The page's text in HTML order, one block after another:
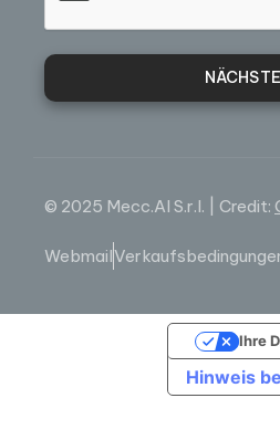
© 2025 Mecc.Al S.r.l. | Credit:
Webmail
Hinweis
Ihre